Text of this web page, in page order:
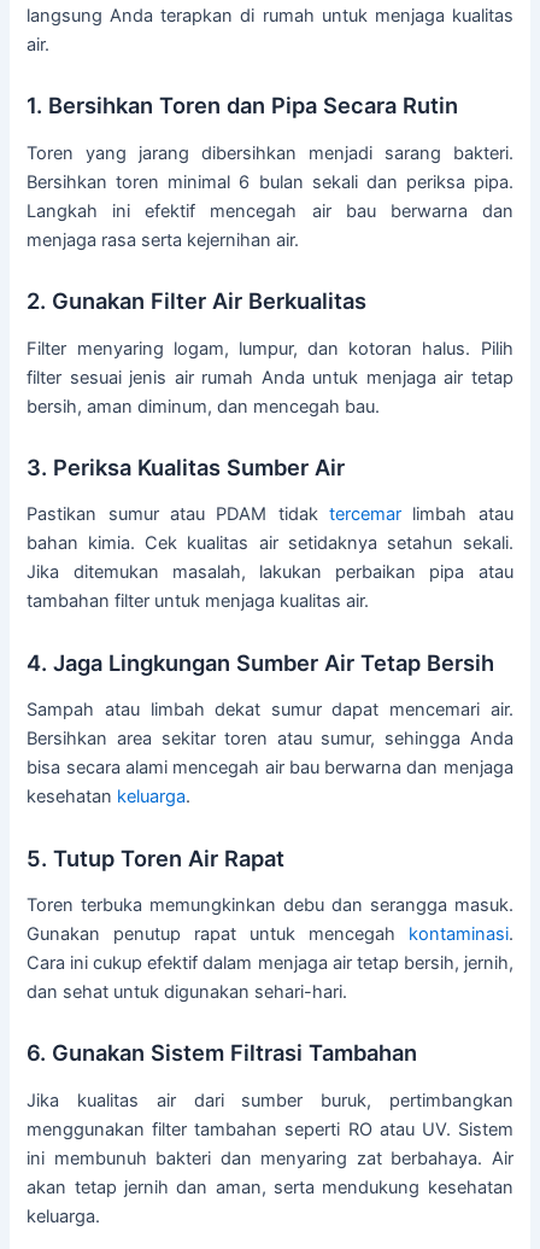
langsung Anda terapkan di rumah untuk menjaga kualitas
air.
1. Bersihkan Toren dan Pipa Secara Rutin
Toren yang jarang dibersihkan menjadi sarang bakteri.
Bersihkan toren minimal 6 bulan sekali dan periksa pipa.
Langkah ini efektif mencegah air bau berwarna dan
menjaga rasa serta kejernihan air.
2. Gunakan Filter Air Berkualitas
Filter menyaring logam, lumpur, dan kotoran halus. Pilih
filter sesuai jenis air rumah Anda untuk menjaga air tetap
bersih, aman diminum, dan mencegah bau.
3. Periksa Kualitas Sumber Air
Pastikan sumur atau PDAM tidak tercemarlimbah atau
bahan kimia. Cek kualitas air setidaknya setahun sekali.
Jika ditemukan masalah, lakukan perbaikan pipa atau
tambahan filter untuk menjaga kualitas air.
4. Jaga Lingkungan Sumber Air Tetap Bersih
Sampah atau limbah dekat sumur dapat mencemari air.
Bersihkan area sekitar toren atau sumur, sehingga Anda
bisa secara alami mencegah air bau berwarna dan menjaga
kesehatan keluarga.
5. Tutup Toren Air Rapat
Toren terbuka memungkinkan debu dan serangga masuk.
Gunakan penutup rapat untuk mencegah kontaminasi.
Cara ini cukup efektif dalam menjaga air tetap bersih, jernih,
dan sehat untuk digunakan sehari-hari.
6. Gunakan Sistem Filtrasi Tambahan
Jika kualitas air dari sumber buruk, pertimbangkan
menggunakan filter tambahan seperti RO atau UV. Sistem
ini membunuh bakteri dan menyaring zat berbahaya. Air
akan tetap jernih dan aman, serta mendukung kesehatan
keluarga.